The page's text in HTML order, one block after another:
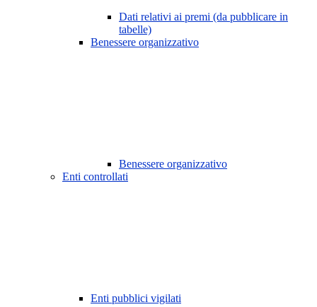
Dati relativi ai premi (da pubblicare in
tabelle)
Benessere organizzativo
Benessere organizzativo
Enti controllati
Enti pubblici vigilati